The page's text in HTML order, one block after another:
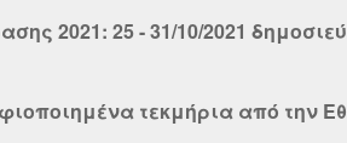
2021: 25 - 31/10/2021
τεκμήρια από την